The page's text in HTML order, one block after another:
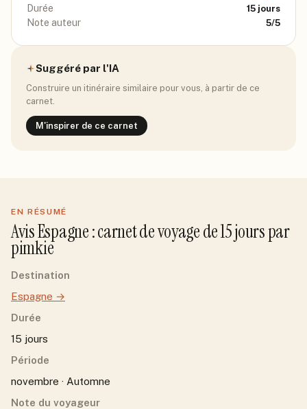
Durée 15 jours
Note auteur 5/5
Suggéré par l'IA
Construire un itinéraire similaire pour vous, à partir de ce
carnet.
M'inspirer de ce carnet
EN RÉSUMÉ
AvisEspagne: carnet de voyage de15jourspar
pimkie
Destination
Espagne →
Durée
15 jours
Période
novembre · Automne
Note du voyageur